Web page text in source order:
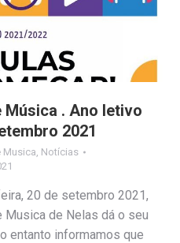
Música . Ano letivo
2021
Musica Notícias
20 de setembro 2021,
Musica de Nelas dá o seu
entanto informamos que